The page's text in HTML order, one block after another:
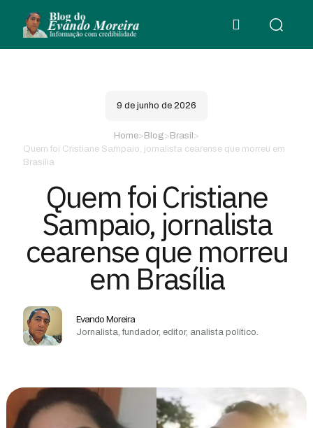
9 de junho de 2026
Home> Blog> Brasil >
Quem foi Cristiane Sampaio, jornalista cearense que morreu em
Brasília
Quem foi Cristiane
Sampaio, jornalista
cearense que morreu
em Brasília
Evando Moreira
Jornalista, fundador, editor, analista político.